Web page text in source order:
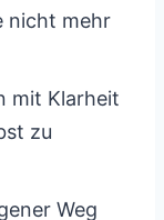
nicht mehr
mit Klarheit
zu
Weg